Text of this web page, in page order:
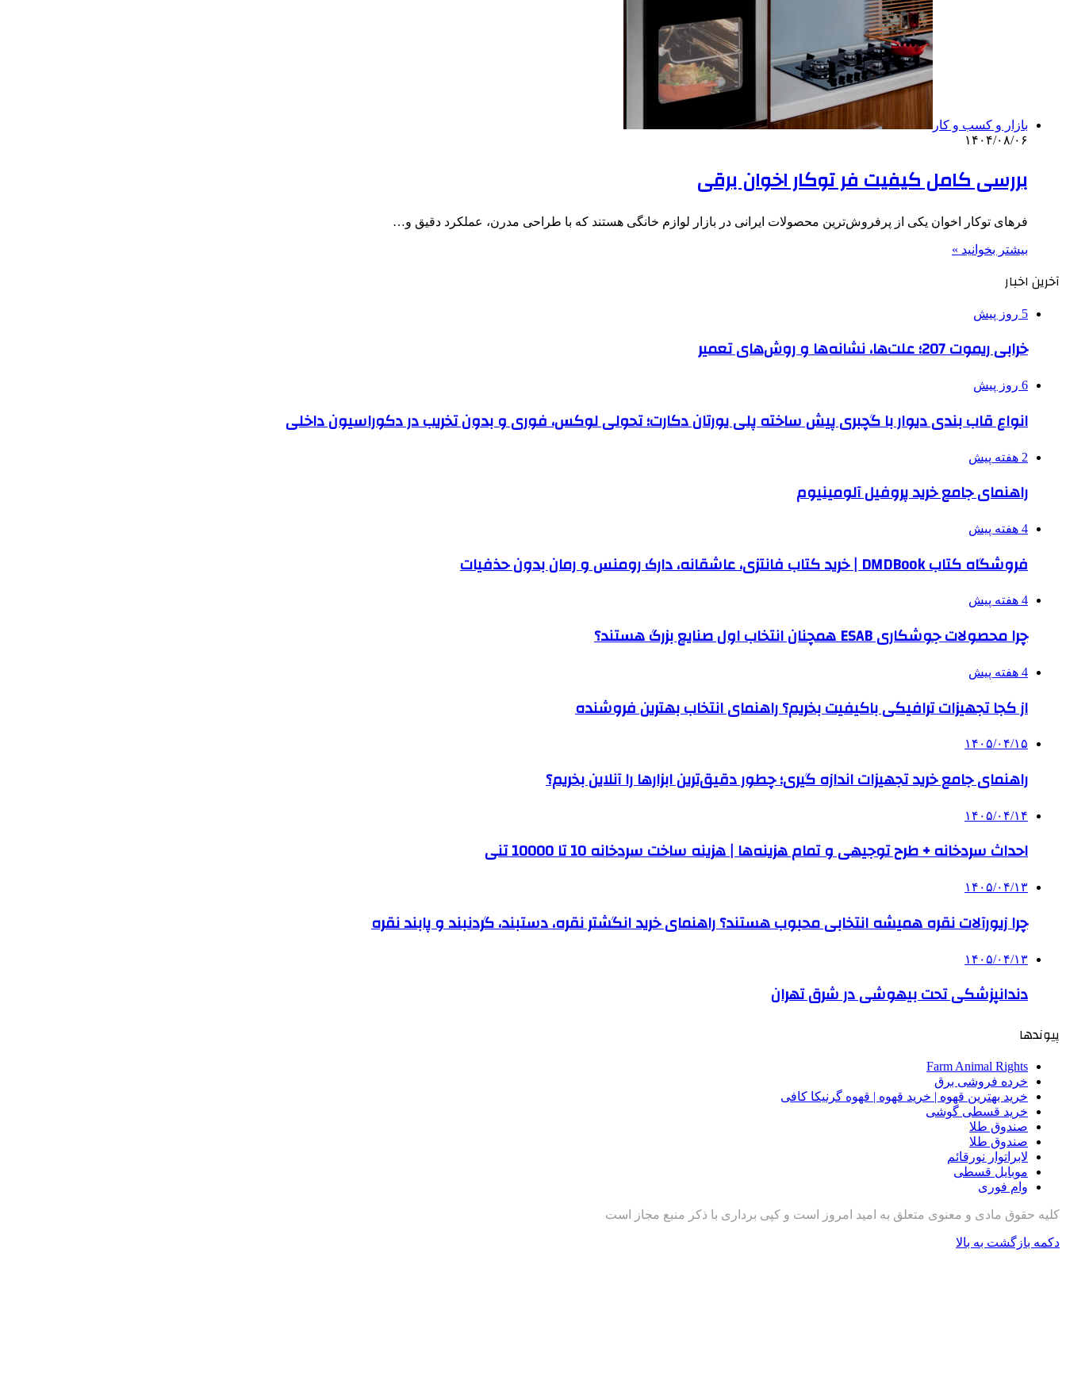
بازار و کسب و کار
۱۴۰۴/۰۸/۰۶
بررسی کامل کیفیت فر توکار اخوان برقی
فرهای توکار اخوان یکی از پرفروش‌ترین محصولات ایرانی در بازار لوازم خانگی هستند که با طراحی مدرن، عملکرد دقیق و…
بیشتر بخوانید »
آخرین اخبار
5 روز پیش
خرابی ریموت 207؛ علت‌ها، نشانه‌ها و روش‌های تعمیر
6 روز پیش
انواع قاب بندی دیوار با گچبری پیش ساخته پلی یورتان دکارت؛ تحولی لوکس، فوری و بدون تخریب در دکوراسیون داخلی
2 هفته پیش
راهنمای جامع خرید پروفیل آلومینیوم
4 هفته پیش
فروشگاه کتاب DMDBook | خرید کتاب فانتزی، عاشقانه، دارک رومنس و رمان بدون حذفیات
4 هفته پیش
چرا محصولات جوشکاری ESAB همچنان انتخاب اول صنایع بزرگ هستند؟
4 هفته پیش
از کجا تجهیزات ترافیکی باکیفیت بخریم؟ راهنمای انتخاب بهترین فروشنده
۱۴۰۵/۰۴/۱۵
راهنمای جامع خرید تجهیزات اندازه گیری؛ چطور دقیق‌ترین ابزارها را آنلاین بخریم؟
۱۴۰۵/۰۴/۱۴
احداث سردخانه + طرح توجیهی و تمام هزینه‌ها | هزینه ساخت سردخانه 10 تا 10000 تنی
۱۴۰۵/۰۴/۱۳
چرا زیورآلات نقره همیشه انتخابی محبوب هستند؟ راهنمای خرید انگشتر نقره، دستبند، گردنبند و پابند نقره
۱۴۰۵/۰۴/۱۳
دندانپزشکی تحت بیهوشی در شرق تهران
پیوندها
Farm Animal Rights
خرده فروشی برق
خرید بهترین قهوه | خرید قهوه | قهوه گرنیکا کافی
خرید قسطی گوشی
صندوق طلا
صندوق طلا
لابراتوار نورقائم
موبایل قسطی
وام فوری
کلیه حقوق مادی و معنوی متعلق به امید امروز است و کپی برداری با ذکر منبع مجاز است
دکمه بازگشت به بالا